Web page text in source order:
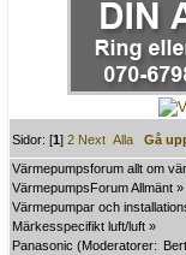
Sidor: [1]2 Next Alla
Gå
Värmepumpsforum allt om
VärmepumpsForum Allmänt »
Värmepumpar och
Märkesspecifikt luft/luft »
Panasonic (Moderatorer: